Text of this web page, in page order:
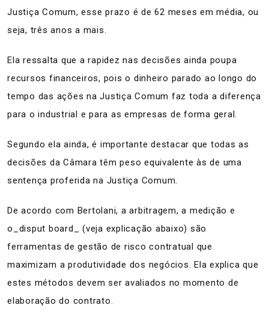
Justiça Comum, esse prazo é de 62 meses em média, ou
seja, três anos a mais.
Ela ressalta que a rapidez nas decisões ainda poupa
recursos financeiros, pois o dinheiro parado ao longo do
tempo das ações na Justiça Comum faz toda a diferença
para o industrial e para as empresas de forma geral.
Segundo ela ainda, é importante destacar que todas as
decisões da Câmara têm peso equivalente às de uma
sentença proferida na Justiça Comum.
De acordo com Bertolani, a arbitragem, a medição e
o_disput board_ (veja explicação abaixo) são
ferramentas de gestão de risco contratual que
maximizam a produtividade dos negócios. Ela explica que
estes métodos devem ser avaliados no momento de
elaboração do contrato.